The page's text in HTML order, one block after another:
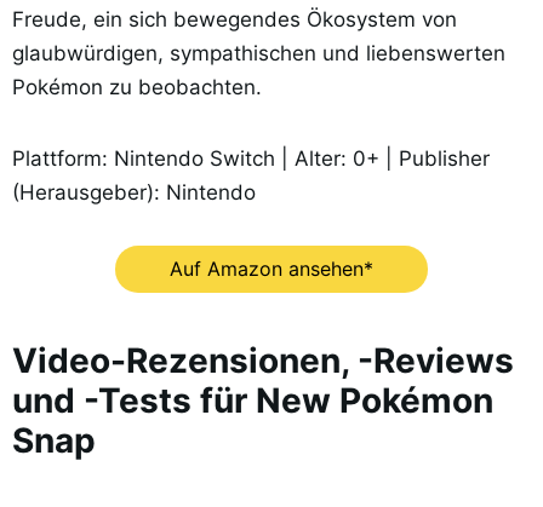
Freude, ein sich bewegendes Ökosystem von
glaubwürdigen, sympathischen und liebenswerten
Pokémon zu beobachten.
Plattform: Nintendo Switch | Alter: 0+ | Publisher
(Herausgeber): Nintendo
Auf Amazon ansehen*
Video-Rezensionen, -Reviews
und -Tests für New Pokémon
Snap